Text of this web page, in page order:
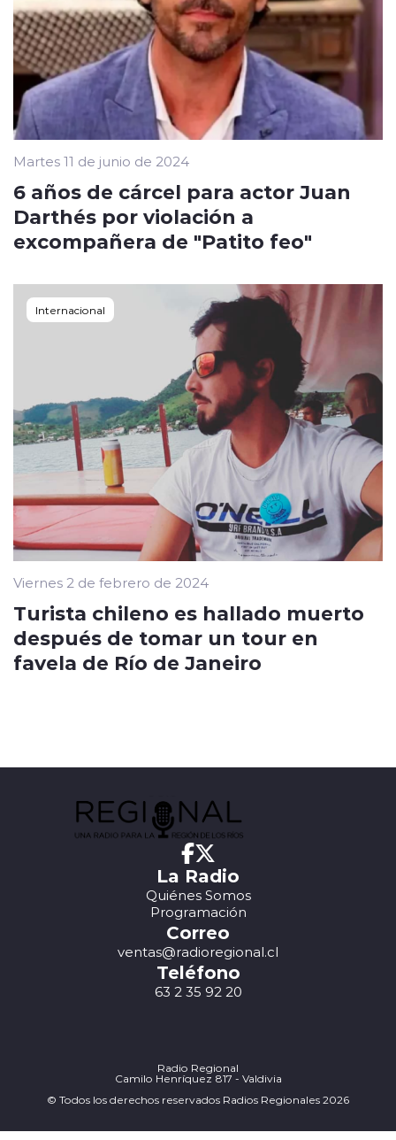
Martes 11 de junio de 2024
6 años de cárcel para actor Juan
Darthés por violación a
excompañera de "Patito feo"
Internacional
Viernes 2 de febrero de 2024
Turista chileno es hallado muerto
después de tomar un tour en
favela de Río de Janeiro
La Radio
Quiénes Somos
Programación
Correo
ventas@radioregional.cl
Teléfono
63 2 35 92 20
Radio Regional
Camilo Henríquez 817 - Valdivia
© Todos los derechos reservados Radios Regionales 2026